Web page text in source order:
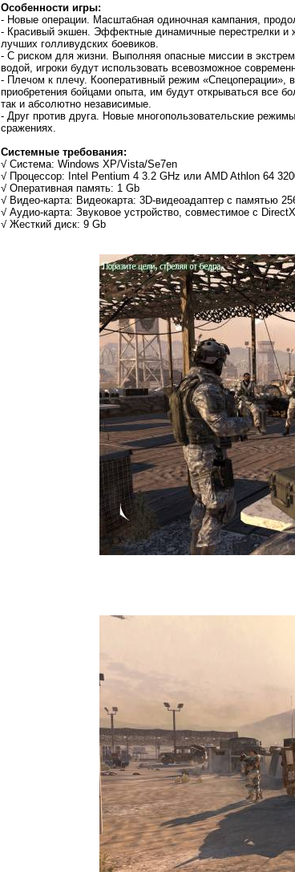
Особенности игры:
- Новые операции. Масштабная одиночная кампания,
- Красивый экшен. Эффектные динамичные перестрелки и
лучших голливудских боевиков.
- С риском для жизни. Выполняя опасные миссии в
водой, игроки будут использовать всевозможное
- Плечом к плечу. Кооперативный режим «Спецоперации»,
приобретения бойцами опыта, им будут открываться все
так и абсолютно независимые.
- Друг против друга. Новые многопользовательские
сражениях.
Системные требования:
√ Система: Windows XP/Vista/Se7en
√ Процессор: Intel Pentium 4 3.2 GHz или AMD Athlon 64
√ Оперативная память: 1 Gb
√ Видео-карта: Видеокарта: 3D-видеоадаптер с памятью
√ Аудио-карта: Звуковое устройство, совместимое с
√ Жесткий диск: 9 Gb